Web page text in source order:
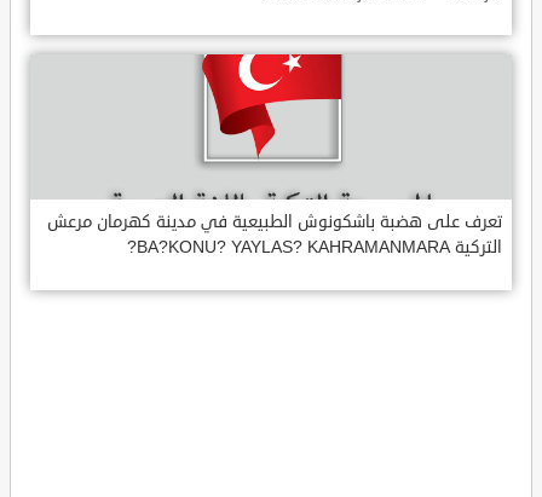
تعرف على هضبة باشكونوش الطبيعية في مدينة كهرمان مرعش
التركية BA?KONU? YAYLAS? KAHRAMANMARA?